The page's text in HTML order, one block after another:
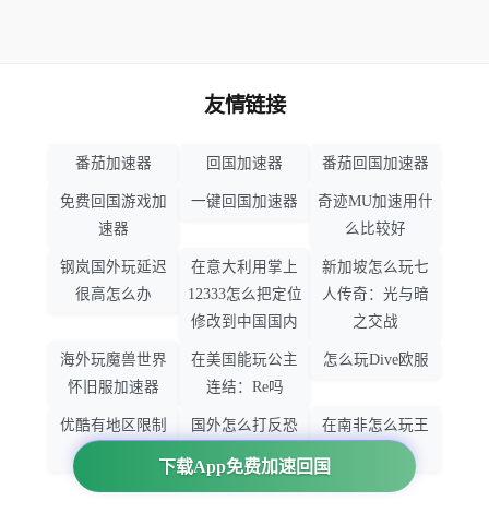
下载App免费加速回国
友情链接
番茄加速器 回国加速器 番茄回国加速器
免费回国游戏加
速器
一键回国加速器
奇迹MU加速用什
么比较好
钢岚国外玩延迟
很高怎么办
在意大利用掌上
12333怎么把定位
修改到中国国内
新加坡怎么玩七
人传奇：光与暗
之交战
海外玩魔兽世界
怀旧服加速器
在美国能玩公主
连结：Re吗
怎么玩Dive欧服
优酷有地区限制
国外怎么打反恐
精英：全球攻势
在南非怎么玩王